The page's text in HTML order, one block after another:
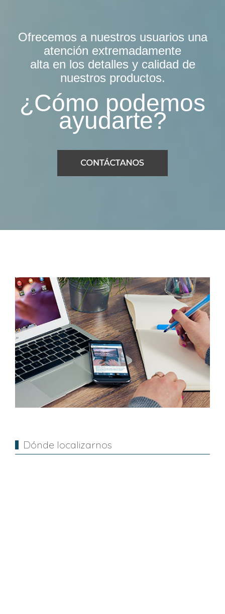
Ofrecemos a nuestros usuarios una
atención extremadamente
alta en los detalles y calidad de
nuestros productos.
¿Cómo podemos
ayudarte?
Dónde localizarnos